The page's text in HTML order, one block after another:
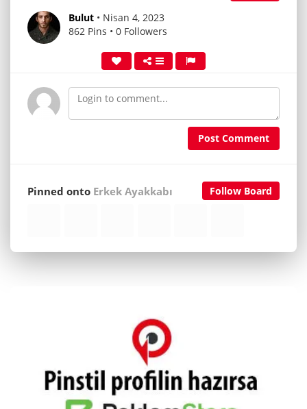
Bulut • Nisan 4, 2023
862 Pins • 0 Followers
Post Comment
Follow Board
Pinned onto Erkek Ayakkabı